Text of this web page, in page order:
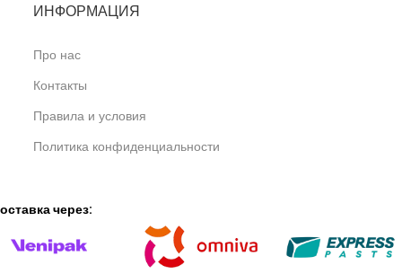
ИНФОРМАЦИЯ
Про нас
Контакты
Правила и условия
Политика конфиденциальности
через: